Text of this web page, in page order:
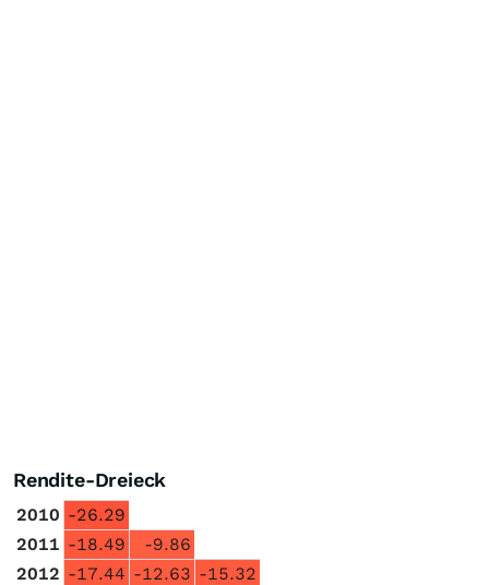
Rendite-Dreieck
2010 -26.29
2011 -18.49
-9.86
2012 -17.44 -12.63 -15.32